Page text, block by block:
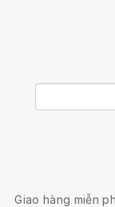
Giao hàng miễn